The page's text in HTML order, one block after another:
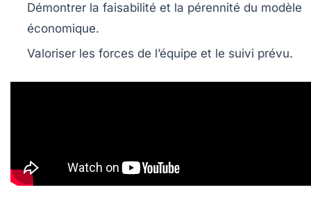
Démontrer la faisabilité et la pérennité du modèle
économique.
Valoriser les forces de l’équipe et le suivi prévu.